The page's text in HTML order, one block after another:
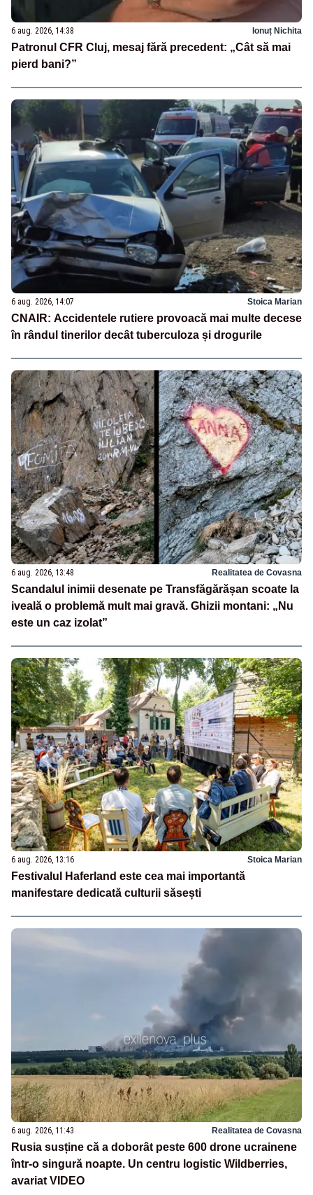
6 aug. 2026, 14:38 Ionuț Nichita
Patronul CFR Cluj, mesaj fără precedent: „Cât să mai
pierd bani?”
6 aug. 2026, 14:07 Stoica Marian
CNAIR: Accidentele rutiere provoacă mai multe decese
în rândul tinerilor decât tuberculoza și drogurile
6 aug. 2026, 13:48 Realitatea de Covasna
Scandalul inimii desenate pe Transfăgărășan scoate la
iveală o problemă mult mai gravă. Ghizii montani: „Nu
este un caz izolat”
6 aug. 2026, 13:16 Stoica Marian
Festivalul Haferland este cea mai importantă
manifestare dedicată culturii săsești
6 aug. 2026, 11:43 Realitatea de Covasna
Rusia susține că a doborât peste 600 drone ucrainene
într-o singură noapte. Un centru logistic Wildberries,
avariat VIDEO